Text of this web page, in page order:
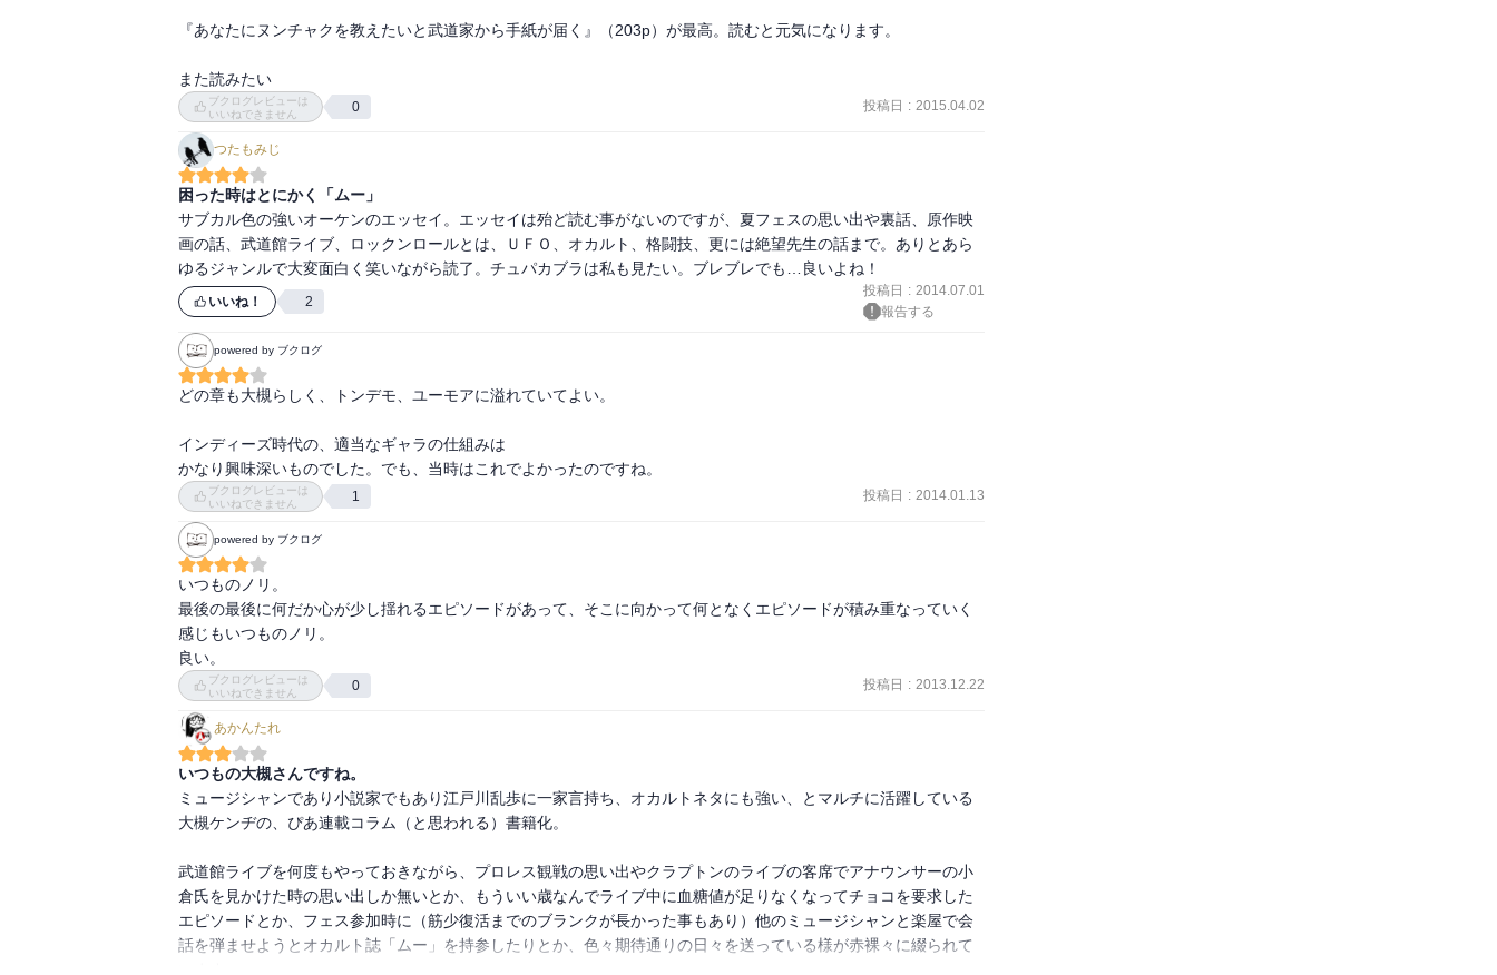
『あなたにヌンチャクを教えたいと武道家から手紙が届く』（203p）が最高。読むと元気になります。
また読みたい
ブクログレビューは
いいねできません
0 投稿日 : 2015.04.02
つたもみじ
困った時はとにかく「ムー」
サブカル色の強いオーケンのエッセイ。エッセイは殆ど読む事がないのですが、夏フェスの思い出や裏話、原作映
画の話、武道館ライブ、ロックンロールとは、ＵＦＯ、オカルト、格闘技、更には絶望先生の話まで。ありとあら
ゆるジャンルで大変面白く笑いながら読了。チュパカブラは私も見たい。ブレブレでも…良いよね！
いいね！ 2
投稿日 : 2014.07.01
報告する
powered by ブクログ
どの章も大槻らしく、トンデモ、ユーモアに溢れていてよい。
インディーズ時代の、適当なギャラの仕組みは
かなり興味深いものでした。でも、当時はこれでよかったのですね。
ブクログレビューは
いいねできません
1 投稿日 : 2014.01.13
powered by ブクログ
いつものノリ。
最後の最後に何だか心が少し揺れるエピソードがあって、そこに向かって何となくエピソードが積み重なっていく
感じもいつものノリ。
良い。
ブクログレビューは
いいねできません
0 投稿日 : 2013.12.22
あかんたれ
いつもの大槻さんですね。
ミュージシャンであり小説家でもあり江戸川乱歩に一家言持ち、オカルトネタにも強い、とマルチに活躍している
大槻ケンヂの、ぴあ連載コラム（と思われる）書籍化。
武道館ライブを何度もやっておきながら、プロレス観戦の思い出やクラプトンのライブの客席でアナウンサーの小
倉氏を見かけた時の思い出しか無いとか、もういい歳なんでライブ中に血糖値が足りなくなってチョコを要求した
エピソードとか、フェス参加時に（筋少復活までのブランクが長かった事もあり）他のミュージシャンと楽屋で会
話を弾ませようとオカルト誌「ムー」を持参したりとか、色々期待通りの日々を送っている様が赤裸々に綴られて